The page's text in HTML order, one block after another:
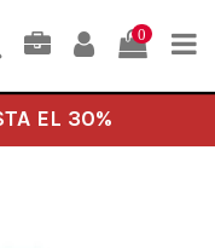
0
EL 30%